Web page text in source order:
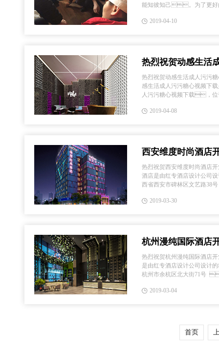
能知彼知己。为了更
任何...2019-04-10
热烈祝贺动感生活
开业大吉--红专成
计
热烈祝贺动感生活成人污污
感生活成人污污糖心视频下
人污污糖心视频下载，位
VLOG色版官网首页在成人
2019-04-08
西安维度时尚酒店
店设计
热烈祝贺西安维度时尚酒
酒店是由红专酒店设计公
西省西安市碑林区文艺路
的实...2019-03-30
杭州漫纯国际酒店
计公司
热烈祝贺杭州漫纯国际酒
是由红专酒店设计公司设计
杭州市余杭区北大街71号
页版设计上的实力!在此红...
2019-03-04
首页